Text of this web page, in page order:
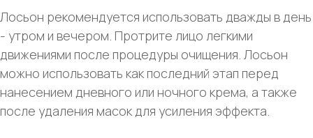
Лосьон рекомендуется использовать дважды в день
- утром и вечером. Протрите лицо легкими
движениями после процедуры очищения. Лосьон
можно использовать как последний этап перед
нанесением дневного или ночного крема, а также
после удаления масок для усиления эффекта.